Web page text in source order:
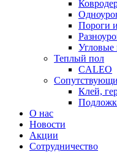
Пороги
Угловые
Теплый пол
CALEO
Клей,
О нас
Новости
Акции
Сотрудничество